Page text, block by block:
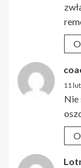
11
Nie